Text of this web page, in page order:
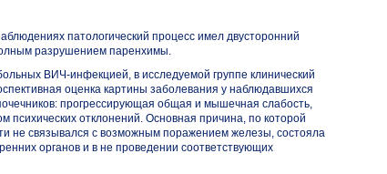
патологический процесс имел двусторонний
разрушением паренхимы.
ВИЧ-инфекцией, в исследуемой группе клинический
оценка картины заболевания у наблюдавшихся
прогрессирующая общая и мышечная слабость,
отклонений. Основная причина, по которой
не связывался с возможным поражением железы, состояла
органов и в не проведении соответствующих